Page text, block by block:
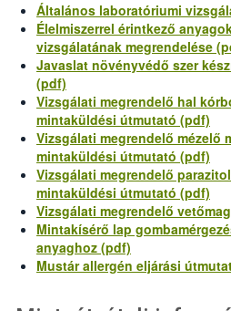
Általános laboratóriumi
Élelmiszerrel érintkező
vizsgálatának megrendelése
Javaslat növényvédő szer
(pdf)
Vizsgálati megrendelő hal
mintaküldési útmutató (pdf)
Vizsgálati megrendelő mézelő
mintaküldési útmutató (pdf)
Vizsgálati megrendelő
mintaküldési útmutató (pdf)
Vizsgálati megrendelő
Mintakísérő lap
anyaghoz (pdf)
Mustár allergén eljárási